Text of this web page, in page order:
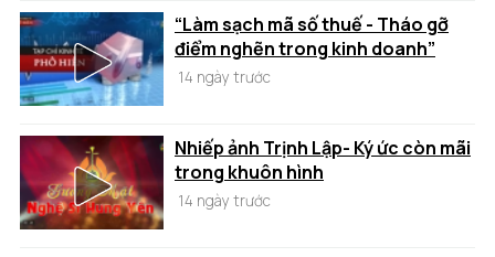
“Làm sạch mã số thuế - Tháo gỡ
điểm nghẽn trong kinh doanh”
14 ngày trước
Nhiếp ảnh Trịnh Lập- Ký ức còn mãi
trong khuôn hình
14 ngày trước